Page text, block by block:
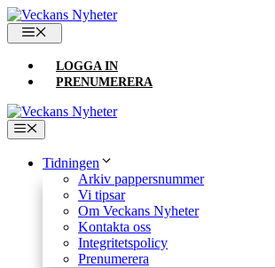
Hoppa
till
innehåll
LOGGA IN
PRENUMERERA
Meny
Tidningen
Arkiv pappersnummer
Vi tipsar
Om Veckans Nyheter
Kontakta oss
Integritetspolicy
Prenumerera